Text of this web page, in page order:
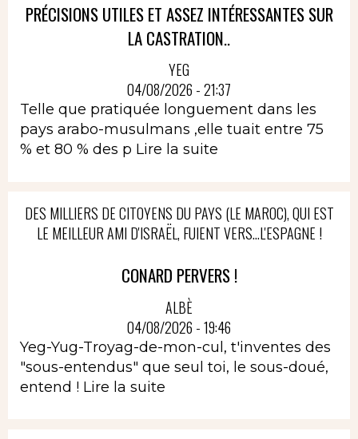
PRÉCISIONS UTILES ET ASSEZ INTÉRESSANTES SUR
LA CASTRATION..
YEG
04/08/2026 - 21:37
Telle que pratiquée longuement dans les
pays arabo-musulmans ,elle tuait entre 75
% et 80 % des p Lire la suite
DES MILLIERS DE CITOYENS DU PAYS (LE MAROC), QUI EST
LE MEILLEUR AMI D'ISRAËL, FUIENT VERS...L'ESPAGNE !
CONARD PERVERS !
ALBÈ
04/08/2026 - 19:46
Yeg-Yug-Troyag-de-mon-cul, t'inventes des
"sous-entendus" que seul toi, le sous-doué,
entend ! Lire la suite